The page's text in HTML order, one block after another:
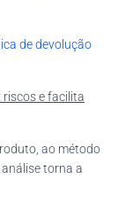
de devolução
riscos e facilita
ao método
torna a